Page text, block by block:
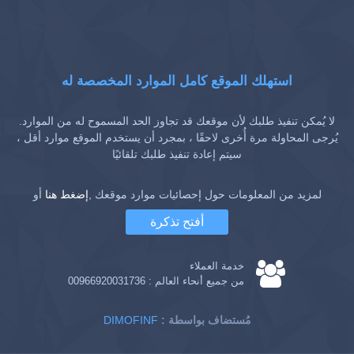
استهلك الموقع كامل الموارد المخصصة له
لا يُمكن تنفيذ طلبك لأن موقعك قد تجاوز الحد المسموح له من الموارد.
يُرجى المحاولة مرة أُخرى لاحقًا ، بمجرد أن يستخدم الموقع موارد أقل ،
سيتم إعادة تنفيذ طلبك تلقائيًا
لمزيد من المعلومات حول إحصائيات موارد موقعك ,إضغط هنا أو
أفتح تذكرة
خدمة العملاء
من جميع أنحاء العالم : 00966920031736
DIMOFINF : مُستضاف بواسطة